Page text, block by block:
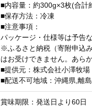
■内容量：約300g×3枚(合計
■保存方法：冷凍
■注意事項：
パッケージ・仕様等は予告
※ふるさと納税（寄附申込
はお受けできません。あら
■提供元：株式会社小澤牧場
■配送不可地域：沖縄県,離島
賞味期限：発送日より60日